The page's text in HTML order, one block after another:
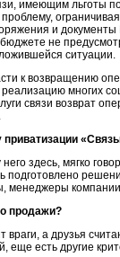
имеющим льготы
и
не
ситуации.
к возвращению
многих
связи возврат
здесь, мягко
подготовлено
продажи?
враги, а друзья
есть другие